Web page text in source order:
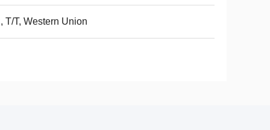
T/T, Western Union